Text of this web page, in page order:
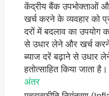
केंद्रीय बैंक उपभोक्ताओं
खर्च करने के व्यवहार को
दरों में बदलाव का
से उधार लेने और खर्च करने
ब्याज दरें बढ़ाने से उधार
हतोत्साहित किया जाता है।
अंतर